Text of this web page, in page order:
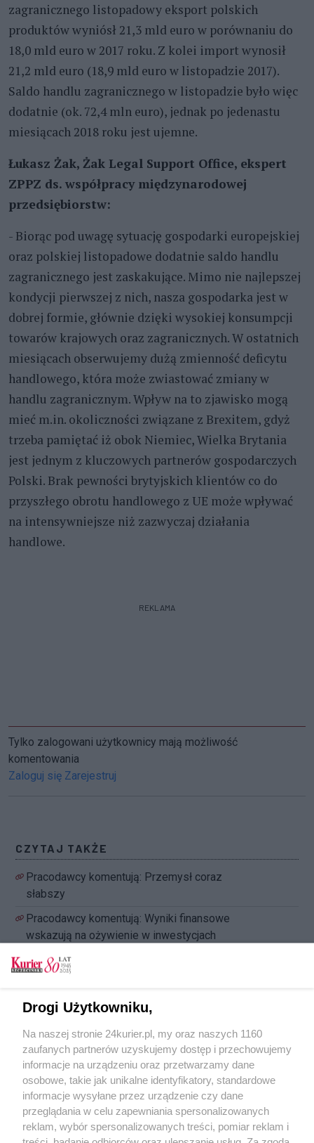
zagranicznego listopadowy eksport polskich
produktów wyniósł 21,3 mld euro w porównaniu do
18,0 mld euro w 2017 roku. Z kolei import wynosił
21,2 mld euro (18,9 mld euro w listopadzie 2017).
Saldo handlu zagranicznego w listopadzie było więc
dodatnie (ok. 72,4 mln euro), jednak po jedenastu
miesiącach 2018 roku jest ujemne.
Łukasz Żak, Żak Legal Support Office, ekspert
ZPPZ ds. współpracy międzynarodowej
przedsiębiorstw:
- Biorąc pod uwagę sytuację gospodarki europejskiej
oraz polskiej listopadowe dodatnie saldo handlu
zagranicznego jest zaskakujące. Mimo nie najlepszej
kondycji pierwszej z nich, nasza gospodarka jest w
dobrej formie, głównie dzięki wysokiej konsumpcji
towarów krajowych oraz zagranicznych. W ostatnich
miesiącach obserwujemy dużą zmienność deficytu
handlowego, która może zwiastować zmiany w
handlu zagranicznym. Wpływ na to zjawisko mogą
mieć m.in. okoliczności związane z Brexitem, gdyż
trzeba pamiętać iż obok Niemiec, Wielka Brytania
jest jednym z kluczowych partnerów gospodarczych
Polski. Brak pewności brytyjskich klientów co do
przyszłego obrotu handlowego z UE może wpływać
na intensywniejsze niż zazwyczaj działania
handlowe.
REKLAMA
Tylko zalogowani użytkownicy mają możliwość
komentowania
Zaloguj się Zarejestruj
CZYTAJ TAKŻE
Pracodawcy komentują: Przemysł coraz
słabszy
Pracodawcy komentują: Wyniki finansowe
wskazują na ożywienie w inwestycjach
Pracodawcy komentują: Bezrobocie może
wzrosnąć
Pracodawcy komentują: Rynek pracy wciąż
niezwykle chłonny
Pracodawcy komentują: Warto zaistnieć na
targach
POGODA
Drogi Użytkowniku,
Na naszej stronie 24kurier.pl, my oraz naszych 1160
zaufanych partnerów uzyskujemy dostęp i przechowujemy
informacje na urządzeniu oraz przetwarzamy dane
osobowe, takie jak unikalne identyfikatory, standardowe
informacje wysyłane przez urządzenie czy dane
przeglądania w celu zapewniania spersonalizowanych
reklam, wybór spersonalizowanych treści, pomiar reklam i